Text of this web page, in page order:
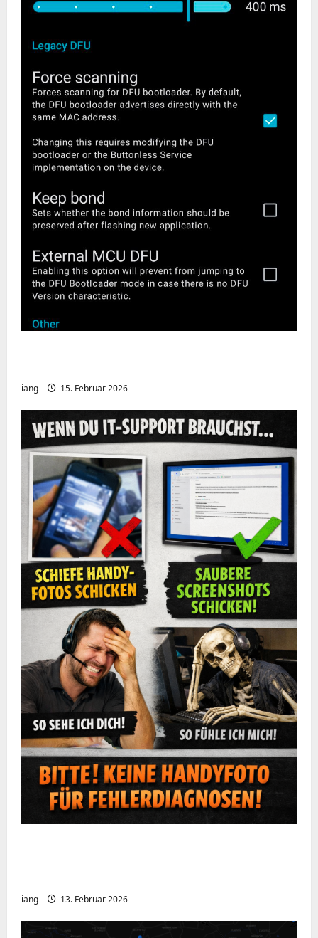
iang 15. Februar 2026
iang 13. Februar 2026